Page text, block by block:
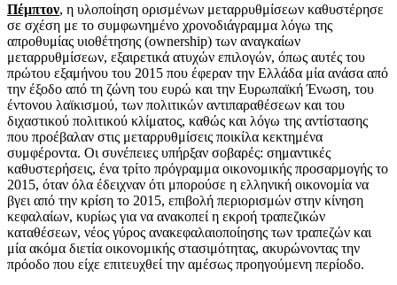
Πέμπτον, η υλοποίηση ορισμένων μεταρρυθμίσεων καθυστέρησε
σε σχέση με το συμφωνημένο χρονοδιάγραμμα λόγω της
απροθυμίας υιοθέτησης (ownership) των αναγκαίων
μεταρρυθμίσεων, εξαιρετικά ατυχών επιλογών, όπως αυτές του
πρώτου εξαμήνου του 2015 που έφεραν την Ελλάδα μία ανάσα από
την έξοδο από τη ζώνη του ευρώ και την Ευρωπαϊκή Ένωση, του
έντονου λαϊκισμού, των πολιτικών αντιπαραθέσεων και του
διχαστικού πολιτικού κλίματος, καθώς και λόγω της αντίστασης
που προέβαλαν στις μεταρρυθμίσεις ποικίλα κεκτημένα
συμφέροντα. Οι συνέπειες υπήρξαν σοβαρές: σημαντικές
καθυστερήσεις, ένα τρίτο πρόγραμμα οικονομικής προσαρμογής το
2015, όταν όλα έδειχναν ότι μπορούσε η ελληνική οικονομία να
βγει από την κρίση το 2015, επιβολή περιορισμών στην κίνηση
κεφαλαίων, κυρίως για να ανακοπεί η εκροή τραπεζικών
καταθέσεων, νέος γύρος ανακεφαλαιοποίησης των τραπεζών και
μία ακόμα διετία οικονομικής στασιμότητας, ακυρώνοντας την
πρόοδο που είχε επιτευχθεί την αμέσως προηγούμενη περίοδο.